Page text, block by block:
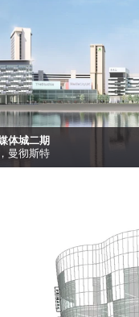
体城二期
曼彻斯特